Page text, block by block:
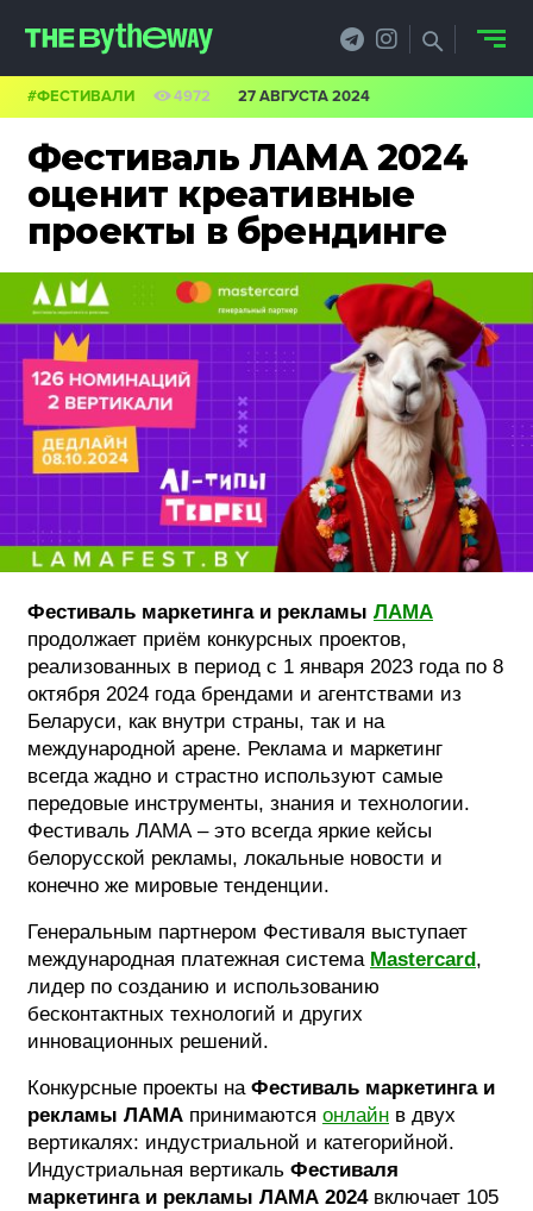
Фестиваль ЛАМА 2024
оценит креативные
проекты в брендинге
#ФЕСТИВАЛИ 4972 27 АВГУСТА 2024
Фестиваль маркетинга и рекламы ЛАМА
продолжает приём конкурсных проектов,
реализованных в период с 1 января 2023 года по 8
октября 2024 года брендами и агентствами из
Беларуси, как внутри страны, так и на
международной арене. Реклама и маркетинг
всегда жадно и страстно используют самые
передовые инструменты, знания и технологии.
Фестиваль ЛАМА – это всегда яркие кейсы
белорусской рекламы, локальные новости и
конечно же мировые тенденции.
Генеральным партнером Фестиваля выступает
международная платежная система Mastercard ,
лидер по созданию и использованию
бесконтактных технологий и других
инновационных решений.
Конкурсные проекты на Фестиваль маркетинга и
рекламы ЛАМА принимаются онлайн в двух
вертикалях: индустриальной и категорийной.
Индустриальная вертикаль Фестиваля
маркетинга и рекламы ЛАМА 2024включает 105
PRO.ОБЗОР
КЕЙСЫ
ФИЛОСОФИЯ
КРЕАТИВА
БИЗНЕС И
ТЕХНОЛОГИИ
ФЕСТИВАЛИ
ФОТОГРАФИЯ
ТИПОГРАФИКА
ИСТОРИИ БРЕНДОВ
О ПРОЕКТЕ
РЕКЛАМА
КОНТАКТЫ